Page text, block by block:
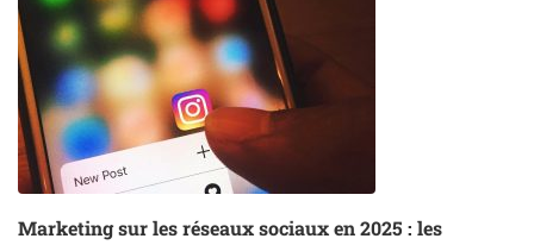
Marketing sur les réseaux sociaux en 2025 : les